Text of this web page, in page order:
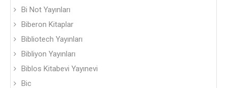
Bi Not Yayınları
Biberon Kitaplar
Bibliotech Yayınları
Bibliyon Yayınları
Biblos Kitabevi Yayınevi
Bic